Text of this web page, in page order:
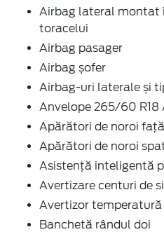
Airbag lateral montat
toracelui
Airbag pasager
Airbag șofer
Airbag-uri laterale și
Anvelope 265/60 R18
Apărători de noroi față
Apărători de noroi
Asistență inteligentă
Avertizare centuri de
Avertizor
Banchetă rândul doi